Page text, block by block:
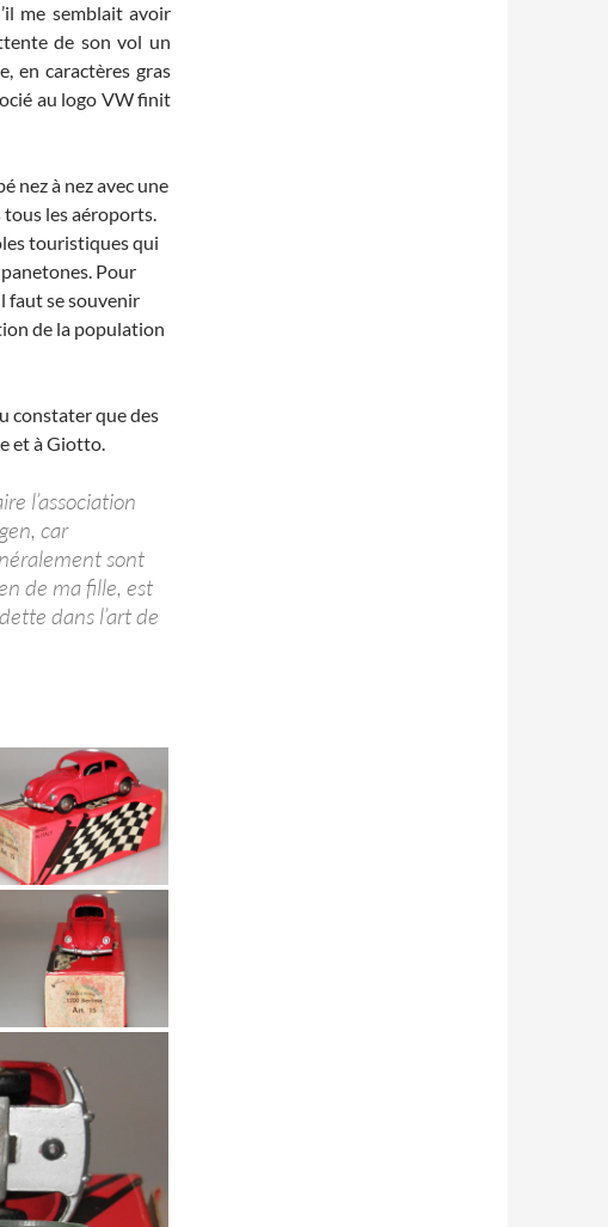
me semblait avoir
de son vol un
en caractères gras
au logo VW finit
nez à nez avec une
les aéroports.
touristiques qui
Pour
faut se souvenir
de la population
constater que des
et à Giotto.
l’association
car
sont
de ma fille, est
dans l’art de